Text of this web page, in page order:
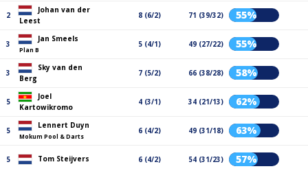
2
Johan van der
Leest
8 (6/2) 71 (39/32) 55%
3
Jan Smeels
Plan B
5 (4/1) 49 (27/22) 55%
3
Sky van den
Berg
7 (5/2) 66 (38/28) 58%
5
Joel
Kartowikromo
4 (3/1) 34 (21/13) 62%
5
Lennert Duyn
Mokum Pool & Darts
6 (4/2) 49 (31/18) 63%
5 Tom Steijvers 6 (4/2) 54 (31/23) 57%